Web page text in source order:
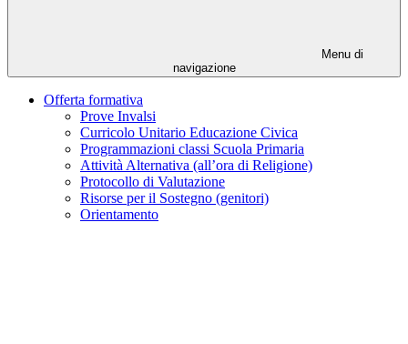
Menu di
navigazione
Offerta formativa
Prove Invalsi
Curricolo Unitario Educazione Civica
Programmazioni classi Scuola Primaria
Attività Alternativa (all’ora di Religione)
Protocollo di Valutazione
Risorse per il Sostegno (genitori)
Orientamento